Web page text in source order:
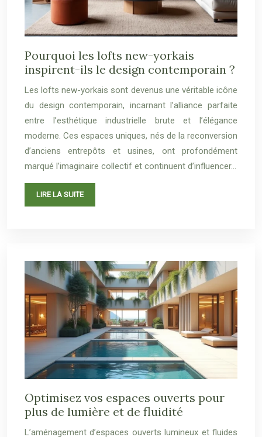
Pourquoi les lofts new-yorkais
inspirent-ils le design contemporain ?
Les lofts new-yorkais sont devenus une véritable icône
du design contemporain, incarnant l’alliance parfaite
entre l’esthétique industrielle brute et l’élégance
moderne. Ces espaces uniques, nés de la reconversion
d’anciens entrepôts et usines, ont profondément
marqué l’imaginaire collectif et continuent d’influencer…
LIRE LA SUITE
Optimisez vos espaces ouverts pour
plus de lumière et de fluidité
L’aménagement d’espaces ouverts lumineux et fluides